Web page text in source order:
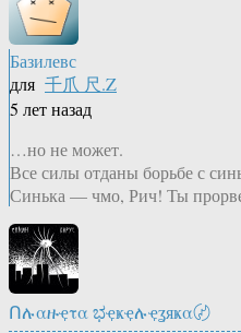
Базилевс
для 千爪 尺.Z
5 лет назад
…но не может.
Все силы отданы борьбе с
Синька — чмо, Рич! Ты
Ոሉαዙҿτα ಭҿҝҿሉҿʓяҝα〄